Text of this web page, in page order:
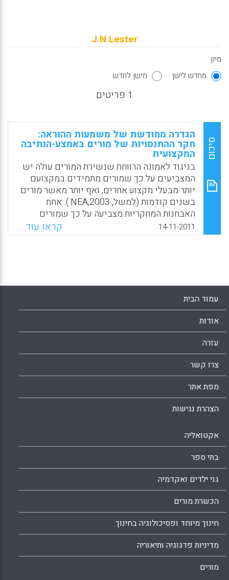
J.N Lester
מיון:
מחדש לישן
מישן לחדש
1 פריטים
סיכום
הגדרה מחודשת של משמעות ההוראה:
חקר ההתנסויות של מורים באמצע-הנתיבה
המקצועית
בניגוד לאמונה הרווחת שנשירת המורים עולה יש
המצביעים על כך שמורים מתמידים במקצועם
יותר מבעלי מקצוע אחרים, ואף יותר מאשר מורים
בשנים קודמות (למשל, NEA,2003 ). אחת
האבחנות המחקריות מצביעה על כך שמורים
מתמידים מתאפיינים בעבודה במסגרות של
קהיליות למידה , בתרבות בית-ספרית המעודדת
לשליחות לחיים. החוקרים בחרו לבחון, במסגרת
מחקר בפרדיגמה של תיאוריה המעוגנת בשדה, את
ההתנסויות וההתפתחות של מורים ותיקים כדי
השנים הראשונות אך עדיין רחוקים דיים מגיל
בעלי ותק של 10 – 17 שנה בהוראה ( Coulter, S.
& Lester, J.N).
14-11-2011 קראו עוד...
עמוד הבית
אודות
עזרה
צרו קשר
מפת אתר
הצהרת נגישות
אקטואליה
בתי ספר
גני ילדים ואקדמיה
הכשרת מורים
חינוך מיוחד ופסיכולוגיה בחינוך
מדיניות פדגוגיה ותיאוריה
מורים